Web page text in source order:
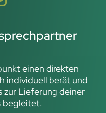
einen direkten
individuell berät und
zur Lieferung deiner
begleitet.